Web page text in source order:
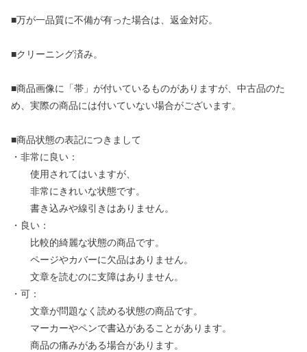
■万が一品質に不備が有った場合は、返金対応。
■クリーニング済み。
■商品画像に「帯」が付いているものがありますが、中古品のた
め、実際の商品には付いていない場合がございます。
■商品状態の表記につきまして
・非常に良い：
使用されてはいますが、
非常にきれいな状態です。
書き込みや線引きはありません。
・良い：
比較的綺麗な状態の商品です。
ページやカバーに欠品はありません。
文章を読むのに支障はありません。
・可：
文章が問題なく読める状態の商品です。
マーカーやペンで書込があることがあります。
商品の痛みがある場合があります。